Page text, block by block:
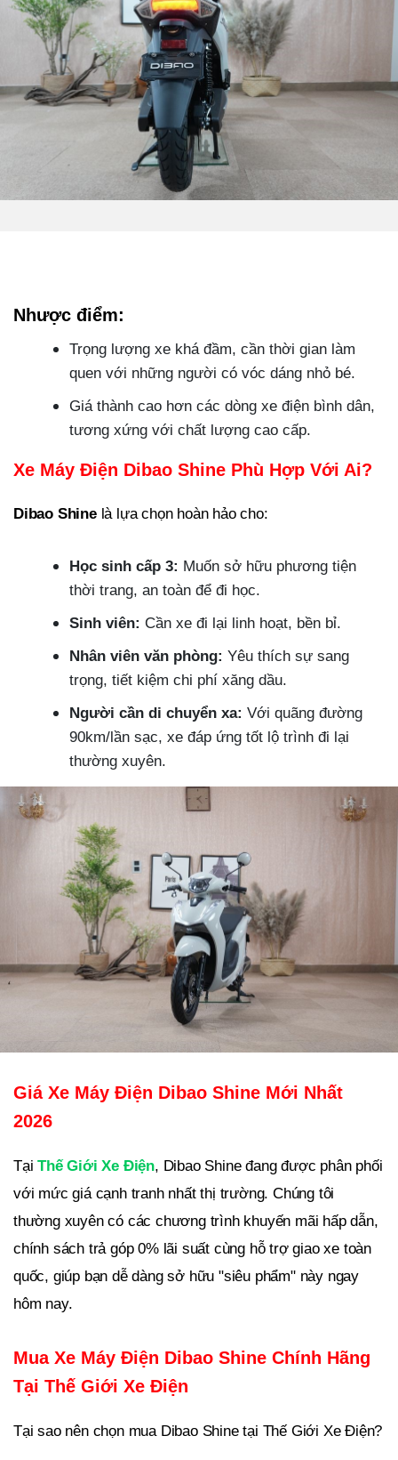
Nhược điểm:
Trọng lượng xe khá đầm, cần thời gian làm
quen với những người có vóc dáng nhỏ bé.
Giá thành cao hơn các dòng xe điện bình dân,
tương xứng với chất lượng cao cấp.
Xe Máy Điện Dibao Shine Phù Hợp Với Ai?
Dibao Shine là lựa chọn hoàn hảo cho:
Học sinh cấp 3: Muốn sở hữu phương tiện
thời trang, an toàn để đi học.
Sinh viên: Cần xe đi lại linh hoạt, bền bỉ.
Nhân viên văn phòng: Yêu thích sự sang
trọng, tiết kiệm chi phí xăng dầu.
Người cần di chuyển xa: Với quãng đường
90km/lần sạc, xe đáp ứng tốt lộ trình đi lại
thường xuyên.
Giá Xe Máy Điện Dibao Shine Mới Nhất
2026
TạiThế Giới Xe Điện, Dibao Shine đang được phân phối
với mức giá cạnh tranh nhất thị trường. Chúng tôi
thường xuyên có các chương trình khuyến mãi hấp dẫn,
chính sách trả góp 0% lãi suất cùng hỗ trợ giao xe toàn
quốc, giúp bạn dễ dàng sở hữu "siêu phẩm" này ngay
hôm nay.
Mua Xe Máy Điện Dibao Shine Chính Hãng
Tại Thế Giới Xe Điện
Tại sao nên chọn mua Dibao Shine tại Thế Giới Xe Điện?